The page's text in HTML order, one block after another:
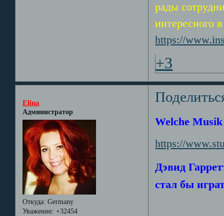
рады
интересного
https://
+3
Elina
Администратор
Откуда: Germany
Уважение: +32454
Welche
https://
Дэвид
стал бы